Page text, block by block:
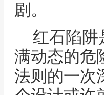
剧。
红石陷阱
满动态的危
法则的一次